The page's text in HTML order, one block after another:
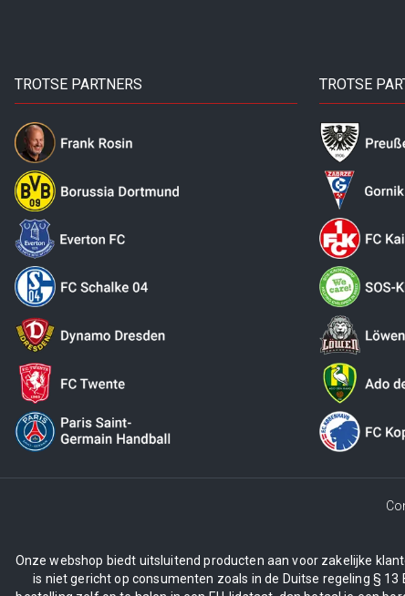
TROTSE PARTNERS TROTSE
Onze webshop biedt uitsluitend producten aan voor zakelijke
is niet gericht op consumenten zoals in de Duitse regeling §